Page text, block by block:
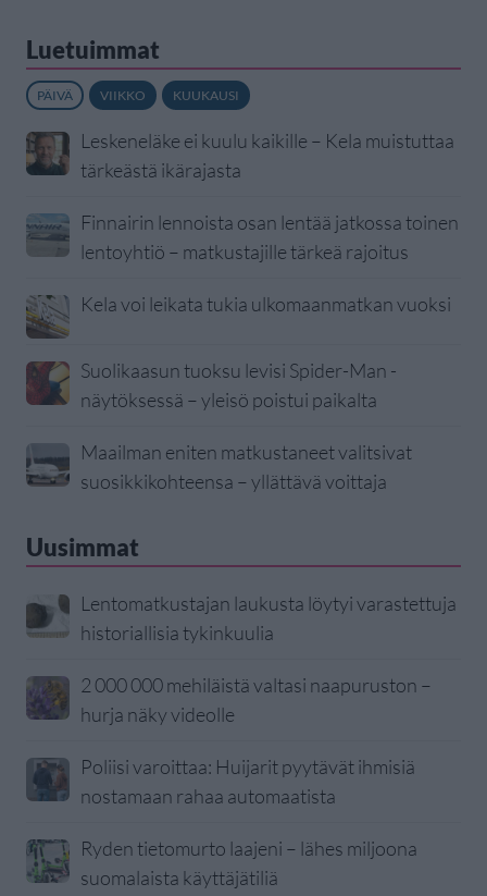
Luetuimmat
PÄIVÄ VIIKKO KUUKAUSI
Leskeneläke ei kuulu kaikille – Kela muistuttaa
tärkeästä ikärajasta
Finnairin lennoista osan lentää jatkossa toinen
lentoyhtiö – matkustajille tärkeä rajoitus
Kela voi leikata tukia ulkomaanmatkan vuoksi
Suolikaasun tuoksu levisi Spider-Man -
näytöksessä – yleisö poistui paikalta
Maailman eniten matkustaneet valitsivat
suosikkikohteensa – yllättävä voittaja
Uusimmat
Lentomatkustajan laukusta löytyi varastettuja
historiallisia tykinkuulia
2 000 000 mehiläistä valtasi naapuruston –
hurja näky videolle
Poliisi varoittaa: Huijarit pyytävät ihmisiä
nostamaan rahaa automaatista
Ryden tietomurto laajeni – lähes miljoona
suomalaista käyttäjätiliä